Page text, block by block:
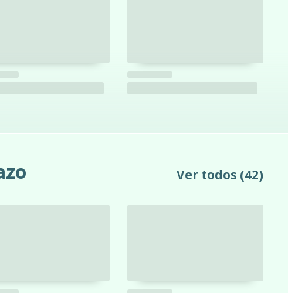
Ver todos (42)